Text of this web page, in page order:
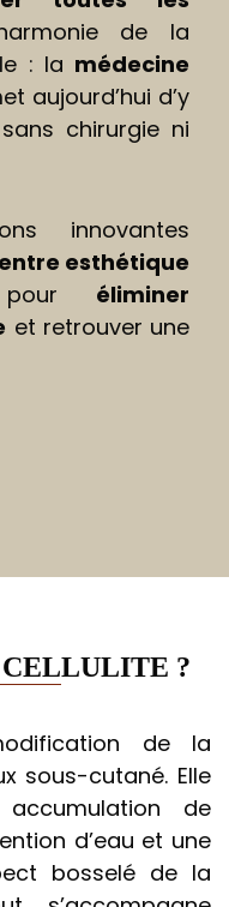
de la
: la médecine
aujourd’hui d’y
chirurgie ni
innovantes
esthétique
éliminer
et retrouver une
CELLULITE ?
de la
sous-cutané. Elle
de
d’eau et une
bosselé de la